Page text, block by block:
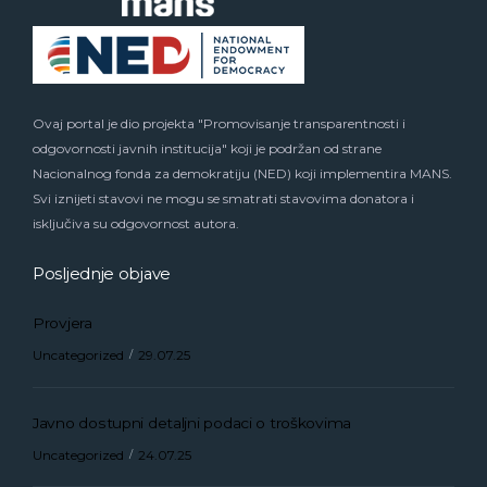
Ovaj portal je dio projekta "Promovisanje transparentnosti i
odgovornosti javnih institucija" koji je podržan od strane
Nacionalnog fonda za demokratiju (NED) koji implementira MANS.
Svi iznijeti stavovi ne mogu se smatrati stavovima donatora i
isključiva su odgovornost autora.
Posljednje objave
Provjera
Uncategorized 29.07.25
Javno dostupni detaljni podaci o troškovima
Uncategorized 24.07.25